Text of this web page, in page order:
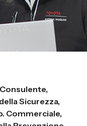
Sicurezza,
Commerciale,